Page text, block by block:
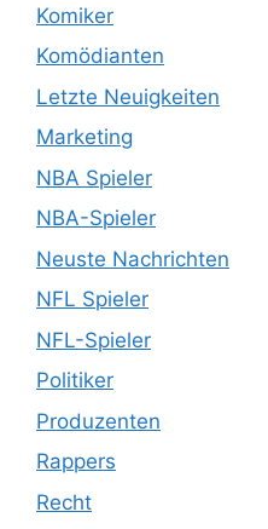
Komiker
Komödianten
Letzte Neuigkeiten
Marketing
NBA Spieler
NBA-Spieler
Neuste Nachrichten
NFL Spieler
NFL-Spieler
Politiker
Produzenten
Rappers
Recht